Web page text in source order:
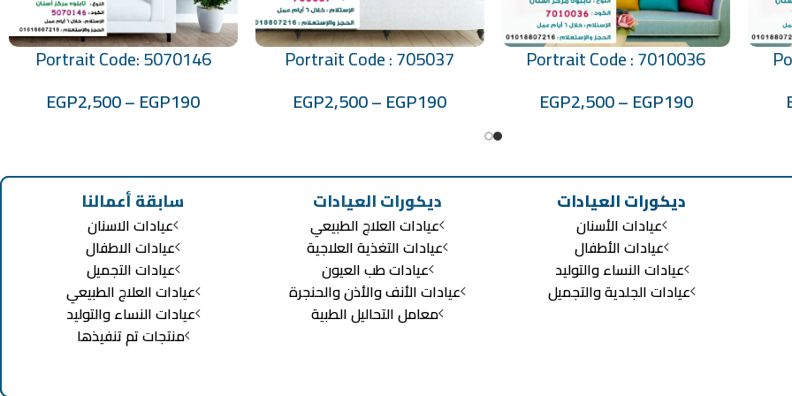
تحديد أحد الخيارات
Portrait Code : 7010036
EGP190
–
EGP2,500
تحديد أحد الخيارات
Portrait Code : 705037
EGP190
–
EGP2,500
تحديد أحد الخيارات
Portrait Code: 5070146
EGP190
–
EGP2,500
ديكورات العيادات
عيادات الأسنان
عيادات الأطفال
عيادات النساء والتوليد
عيادات الجلدية والتجميل
ديكورات العيادات
عيادات العلاج الطبيعي
عيادات التغذية العلاجية
عيادات طب العيون
عيادات الأنف والأذن والحنجرة
معامل التحاليل الطبية
سابقة أعمالنا
عيادات الاسنان
عيادات الاطفال
عيادات التجميل
عيادات العلاج الطبيعي
عيادات النساء والتوليد
منتجات تم تنفيذها